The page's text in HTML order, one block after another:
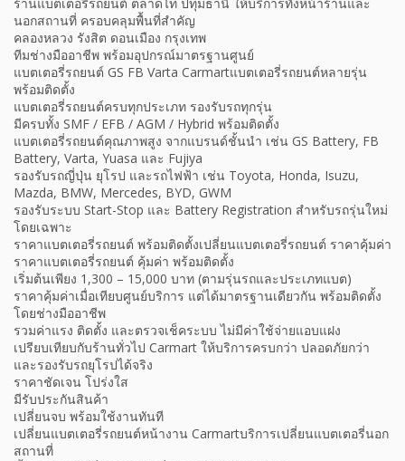
นอกสถานที่ ครอบคลุมพื้นที่สำคัญ
คลองหลวง รังสิต ดอนเมือง กรุงเทพ
ทีมช่างมืออาชีพ พร้อมอุปกรณ์มาตรฐานศูนย์
แบตเตอรี่รถยนต์ GS FB Varta Carmartแบตเตอรี่รถยนต์หลายรุ่น
พร้อมติดตั้ง
แบตเตอรี่รถยนต์ครบทุกประเภท รองรับรถทุกรุ่น
มีครบทั้ง SMF / EFB / AGM / Hybrid พร้อมติดตั้ง
แบตเตอรี่รถยนต์คุณภาพสูง จากแบรนด์ชั้นนำ เช่น GS Battery, FB
Battery, Varta, Yuasa และ Fujiya
รองรับรถญี่ปุ่น ยุโรป และรถไฟฟ้า เช่น Toyota, Honda, Isuzu,
Mazda, BMW, Mercedes, BYD, GWM
รองรับระบบ Start-Stop และ Battery Registration สำหรับรถรุ่นใหม่
โดยเฉพาะ
ราคาแบตเตอรี่รถยนต์ พร้อมติดตั้งเปลี่ยนแบตเตอรี่รถยนต์ ราคาคุ้มค่า
ราคาแบตเตอรี่รถยนต์ คุ้มค่า พร้อมติดตั้ง
เริ่มต้นเพียง 1,300 – 15,000 บาท (ตามรุ่นรถและประเภทแบต)
ราคาคุ้มค่าเมื่อเทียบศูนย์บริการ แต่ได้มาตรฐานเดียวกัน พร้อมติดตั้ง
โดยช่างมืออาชีพ
รวมค่าแรง ติดตั้ง และตรวจเช็คระบบ ไม่มีค่าใช้จ่ายแอบแฝง
เปรียบเทียบกับร้านทั่วไป Carmart ให้บริการครบกว่า ปลอดภัยกว่า
และรองรับรถยุโรปได้จริง
ราคาชัดเจน โปร่งใส
มีรับประกันสินค้า
เปลี่ยนจบ พร้อมใช้งานทันที
เปลี่ยนแบตเตอรี่รถยนต์หน้างาน Carmartบริการเปลี่ยนแบตเตอรี่นอก
สถานที่